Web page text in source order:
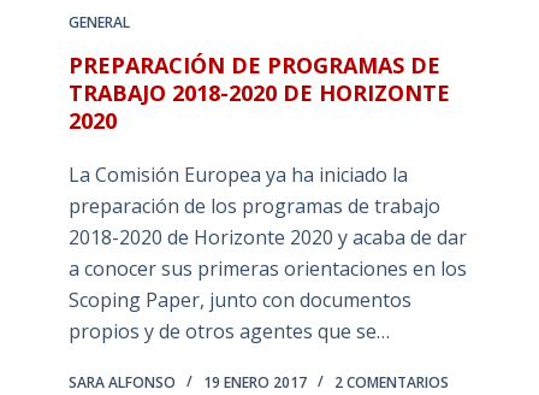
GENERAL
PREPARACIÓN DE PROGRAMAS DE
TRABAJO 2018-2020 DE HORIZONTE
2020
La Comisión Europea ya ha iniciado la
preparación de los programas de trabajo
2018-2020 de Horizonte 2020 y acaba de dar
a conocer sus primeras orientaciones en los
Scoping Paper, junto con documentos
propios y de otros agentes que se…
SARA ALFONSO 19 ENERO 2017 2 COMENTARIOS